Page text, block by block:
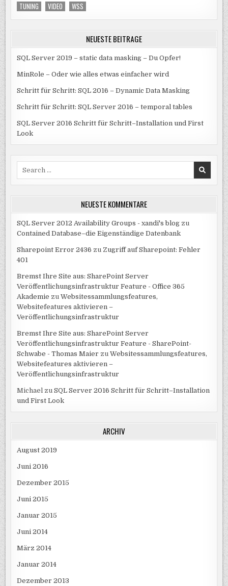
TUNING
VIDEO WSS
NEUESTE BEITRÄGE
SQL Server 2019 – static data masking – Du Opfer!
MinRole – Oder wie alles etwas einfacher wird
Schritt für Schritt: SQL 2016 – Dynamic Data Masking
Schritt für Schritt: SQL Server 2016 – temporal tables
SQL Server 2016 Schritt für Schritt–Installation und First
Look
NEUESTE KOMMENTARE
SQL Server 2012 Availability Groups - xandi's blog zu
Contained Database–die Eigenständige Datenbank
Sharepoint Error 2436 zu Zugriff auf Sharepoint: Fehler
401
Bremst Ihre Site aus: SharePoint Server
Veröffentlichungsinfrastruktur Feature - Office 365
Akademie zuWebsitessammlungsfeatures,
Websitefeatures aktivieren –
Veröffentlichungsinfrastruktur
Bremst Ihre Site aus: SharePoint Server
Veröffentlichungsinfrastruktur Feature - SharePoint-
Schwabe - Thomas Maier zuWebsitessammlungsfeatures,
Websitefeatures aktivieren –
Veröffentlichungsinfrastruktur
Michael zuSQL Server 2016 Schritt für Schritt–Installation
und First Look
ARCHIV
August 2019
Juni 2016
Dezember 2015
Juni 2015
Januar 2015
Juni 2014
März 2014
Januar 2014
Dezember 2013